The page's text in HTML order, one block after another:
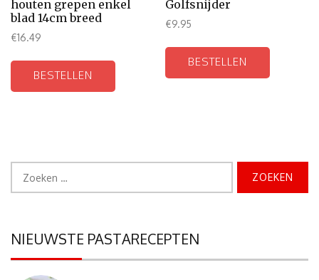
houten grepen enkel
blad 14cm breed
€16.49
BESTELLEN
Golfsnijder
€9.95
BESTELLEN
NIEUWSTE PASTARECEPTEN